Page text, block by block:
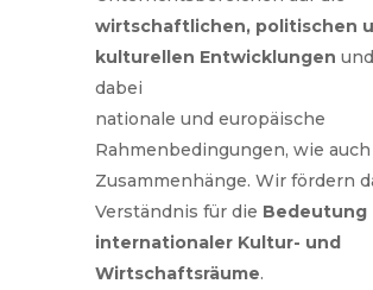
wirtschaftlichen, politischen
kulturellen Entwicklungen
dabei
nationale und europäische
Rahmenbedingungen, wie
Zusammenhänge. Wir fördern
Verständnis für die Bedeutung
internationaler Kultur- und
Wirtschaftsräume.